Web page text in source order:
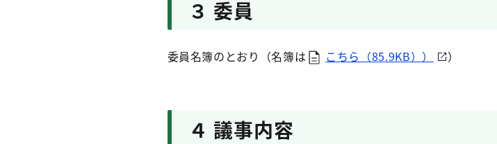
３ 委員
委員名簿のとおり（名簿は こちら（85.9KB）） ）
４ 議事内容